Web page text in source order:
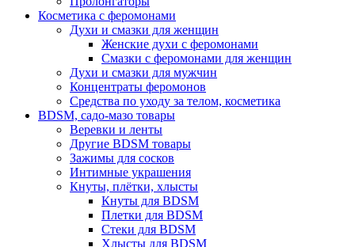
Косметика с феромонами
Духи и смазки для женщин
Женские духи с феромонами
Смазки с феромонами для женщин
Духи и смазки для мужчин
Концентраты феромонов
Средства по уходу за телом, косметика
BDSM, садо-мазо товары
Веревки и ленты
Другие BDSM товары
Зажимы для сосков
Интимные украшения
Кнуты, плётки, хлысты
Кнуты для BDSM
Плетки для BDSM
Стеки для BDSM
Хлысты для BDSM